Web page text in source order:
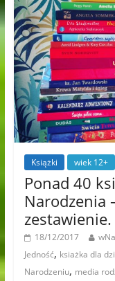
Książki wiek 12+
Ponad 40
Narodzenia
zestawienie.
18/12/2017
Jedność, ksiażka dla
Narodzeniu, media